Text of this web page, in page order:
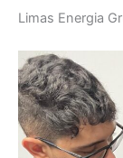
Limas Energia